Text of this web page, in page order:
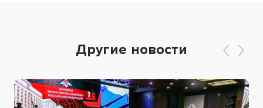
Другие новости